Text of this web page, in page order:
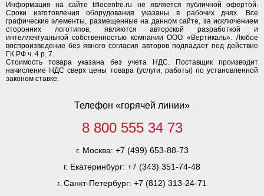
Информация на сайте tiflocentre.ru не является публичной офертой.
Сроки изготовления оборудования указаны в рабочих днях. Все
графические элементы, размещенные на данном сайте, за исключением
сторонних логотипов, являются авторской разработкой и
интеллектуальной собственностью компании ООО «Вертикаль». Любое
воспроизведение без явного согласия авторов подпадает под действие
ГК РФ ч. 4 р. 7.
Стоимость товара указана без учета НДС. Поставщик производит
начисление НДС сверх цены товара (услуги, работы) по установленной
законом ставке.
Телефон «горячей линии»
8 800 555 34 73
г. Москва: +7 (499) 653-88-73
г. Екатеринбург: +7 (343) 351-74-48
г. Санкт-Петербург: +7 (812) 313-24-71